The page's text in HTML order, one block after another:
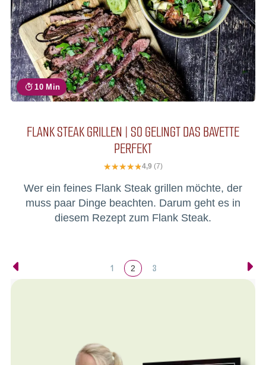
10 Min
FLANK STEAK GRILLEN | SO GELINGT DAS BAVETTE
PERFEKT
4,9 (7)
Wer ein feines Flank Steak grillen möchte, der
muss paar Dinge beachten. Darum geht es in
diesem Rezept zum Flank Steak.
1 2 3